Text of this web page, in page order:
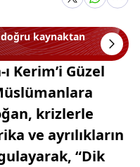
doğru kaynaktan
Kerim’i Güzel
krizlerle
ve ayrılıkların
“Dik